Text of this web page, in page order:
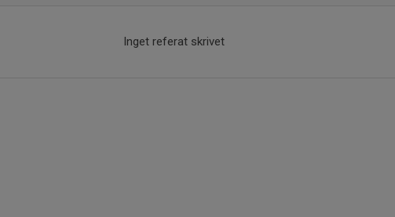
Inget referat skrivet